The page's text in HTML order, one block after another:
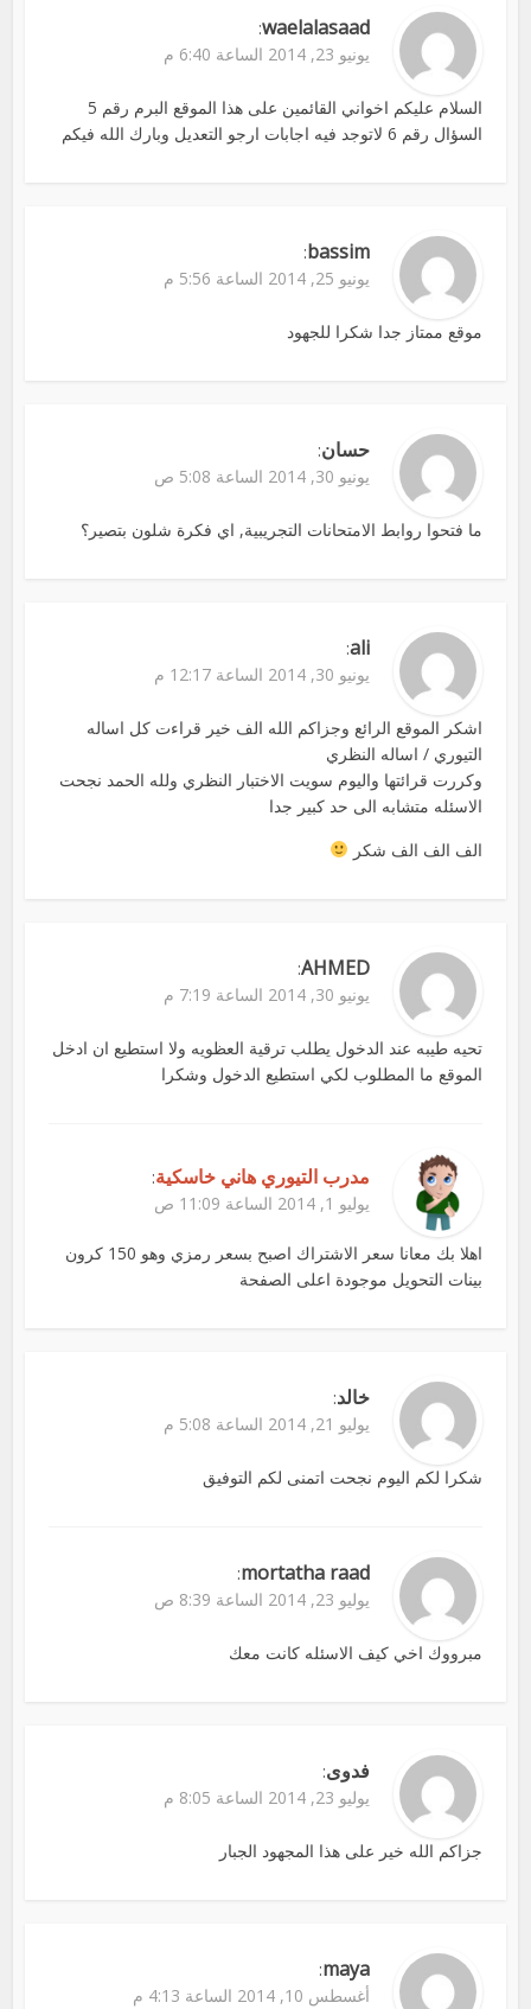
waelalasaad
:
يونيو 23, 2014 الساعة 6:40 م
السلام عليكم اخواني القائمين على هذا الموقع البرم رقم 5
السؤال رقم 6 لاتوجد فيه اجابات ارجو التعديل وبارك الله فيكم
bassim
:
يونيو 25, 2014 الساعة 5:56 م
موقع ممتاز جدا شكرا للجهود
حسان:
يونيو 30, 2014 الساعة 5:08 ص
ما فتحوا روابط الامتحانات التجريبية, اي فكرة شلون بتصير؟
ali
:
يونيو 30, 2014 الساعة 12:17 م
اشكر الموقع الرائع وجزاكم الله الف خير قراءت كل اساله
التيوري / اساله النظري
وكررت قرائتها واليوم سويت الاختبار النظري ولله الحمد نجحت
الاسئله متشابه الى حد كبير جدا
الف الف الف شكر
AHMED
:
يونيو 30, 2014 الساعة 7:19 م
تحيه طيبه عند الدخول يطلب ترقية العظويه ولا استطيع ان ادخل
الموقع ما المطلوب لكي استطيع الدخول وشكرا
مدرب التيوري هاني خاسكية:
يوليو 1, 2014 الساعة 11:09 ص
اهلا بك معانا سعر الاشتراك اصبح بسعر رمزي وهو 150 كرون
بينات التحويل موجودة اعلى الصفحة
خالد:
يوليو 21, 2014 الساعة 5:08 م
شكرا لكم اليوم نجحت اتمنى لكم التوفيق
mortatha raad
:
يوليو 23, 2014 الساعة 8:39 ص
مبرووك اخي كيف الاسئله كانت معك
فدوى:
يوليو 23, 2014 الساعة 8:05 م
جزاكم الله خير على هذا المجهود الجبار
maya
:
أغسطس 10, 2014 الساعة 4:13 م